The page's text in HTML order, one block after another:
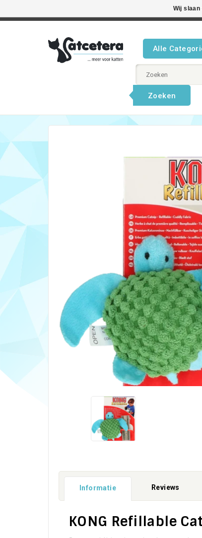
Alle
Zoeken
Informatie Reviews
KONG Refillable
Wij
Beste